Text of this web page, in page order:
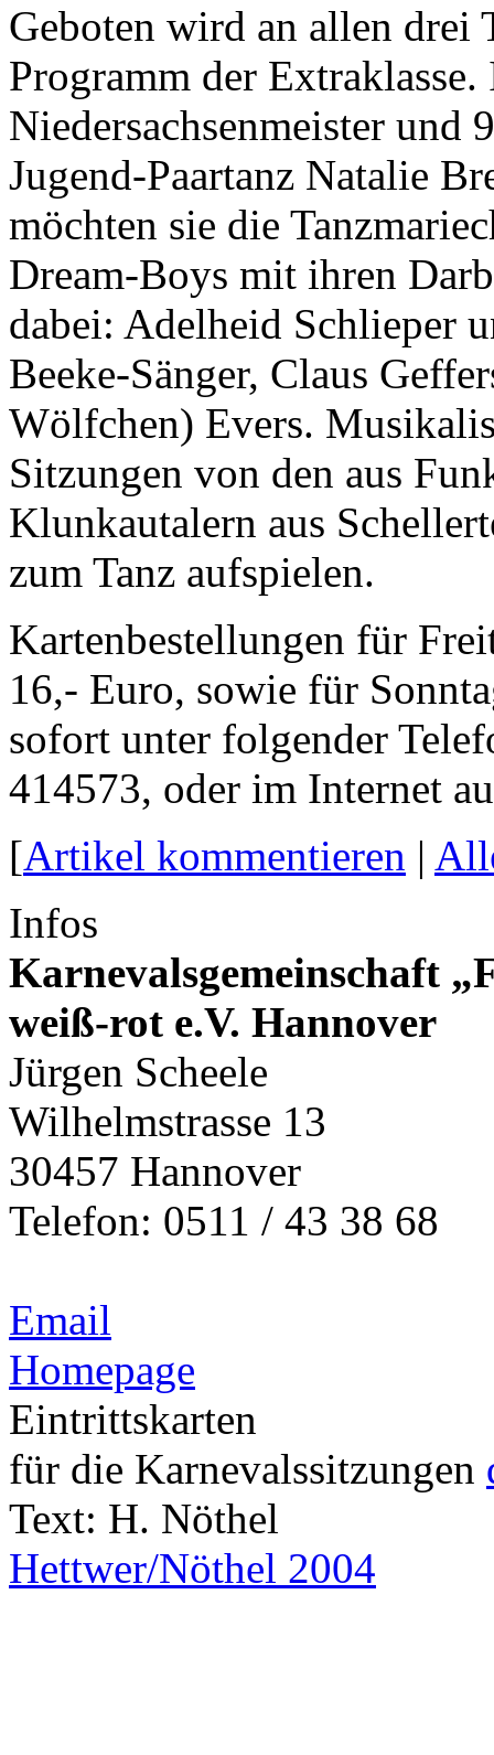
Geboten wird an allen drei
Programm der
Niedersachsenmeister und
Jugend-Paartanz Natalie
möchten sie die
Dream-Boys mit ihren
dabei: Adelheid Schlieper
Beeke-Sänger, Claus
Wölfchen) Evers.
Sitzungen von den aus
Klunkautalern aus
zum Tanz aufspielen.
Kartenbestellungen für
16,- Euro, sowie für
sofort unter folgender
414573, oder im Internet
[Artikel kommentieren |
Infos
Karnevalsgemeinschaft
weiß-rot e.V. Hannover
Jürgen Scheele
Wilhelmstrasse 13
30457 Hannover
Telefon: 0511 / 43 38 68
Email
Homepage
Eintrittskarten
für die Karnevalssitzungen
Text: H. Nöthel
Hettwer/Nöthel 2004